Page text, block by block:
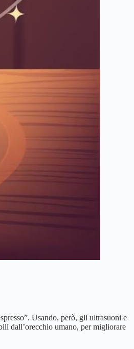
Usando, però, gli ultrasuoni e
dall’orecchio umano, per migliorare